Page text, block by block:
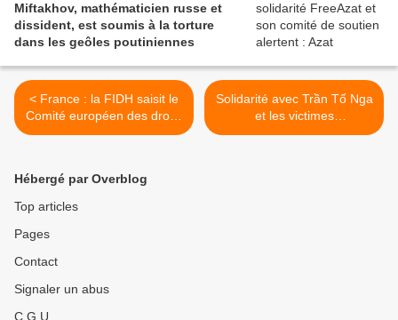
Miftakhov, mathématicien russe et
dissident, est soumis à la torture
dans les geôles poutiniennes
< France : la FIDH saisit le
Comité européen des droits
sociaux pour enfin garantir
Solidarité avec Trần Tố Nga
et les victimes
vietnamiennes de l’Agent
Hébergé par Overblog
Top articles
Pages
Contact
Signaler un abus
C.G.U.